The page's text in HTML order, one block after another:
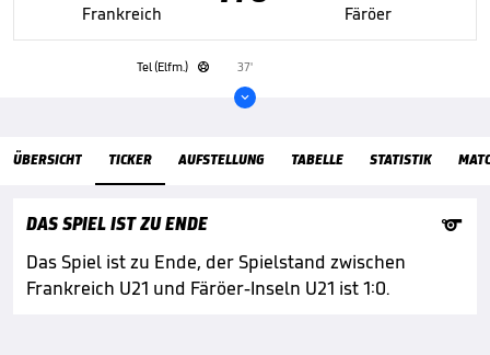
Frankreich Färöer
Tel (Elfm.)  37'

ÜBERSICHT TICKER AUFSTELLUNG TABELLE STATISTIK
ÜbersichtTicker
DAS SPIEL IST ZU ENDE

Das Spiel ist zu Ende, der Spielstand zwischen
Frankreich U21 und Färöer-Inseln U21 ist 1:0.